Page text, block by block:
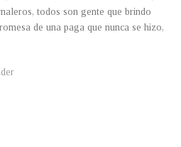
todos son gente que brindo
de una paga que nunca se hizo,